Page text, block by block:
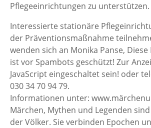
Pflegeeinrichtungen zu unterstützen.
Interessierte stationäre
der Präventionsmaßnahme
wenden sich an Monika Panse, Diese
ist vor Spambots geschützt! Zur
JavaScript eingeschaltet sein! oder
030 34 70 94 79.
Informationen unter:
Märchen, Mythen und Legenden
der Völker. Sie verbinden Epochen